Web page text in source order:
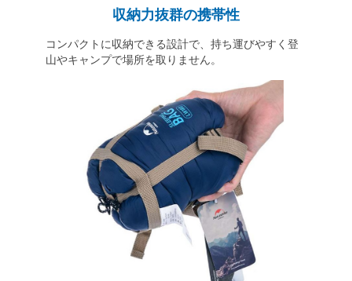
収納力抜群の携帯性
コンパクトに収納できる設計で、持ち運びやすく登
山やキャンプで場所を取りません。